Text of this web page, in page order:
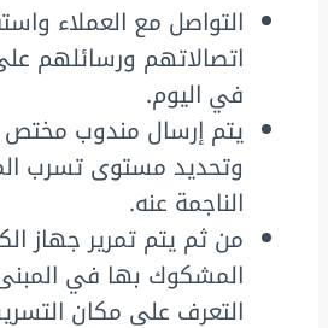
التواصل مع العملاء
في اليوم.
يتم إرسال مندوب مختص
وتحديد مستوى تسرب
الناجمة عنه.
من ثم يتم تمرير جهاز
المشكوك بها في
التعرف على مكان